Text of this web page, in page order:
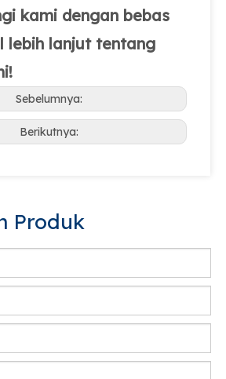
kami dengan bebas
lebih lanjut tentang
Sebelumnya:
Berikutnya:
Produk